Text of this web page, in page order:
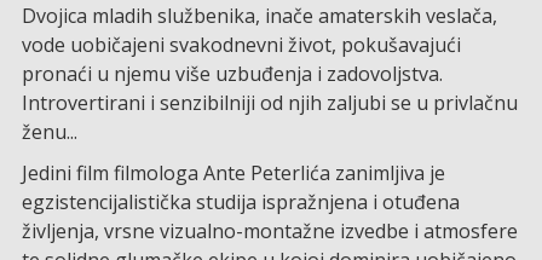
Dvojica mladih službenika, inače amaterskih veslača,
vode uobičajeni svakodnevni život, pokušavajući
pronaći u njemu više uzbuđenja i zadovoljstva.
Introvertirani i senzibilniji od njih zaljubi se u privlačnu
ženu...
Jedini film filmologa Ante Peterlića zanimljiva je
egzistencijalistička studija ispražnjena i otuđena
življenja, vrsne vizualno-montažne izvedbe i atmosfere